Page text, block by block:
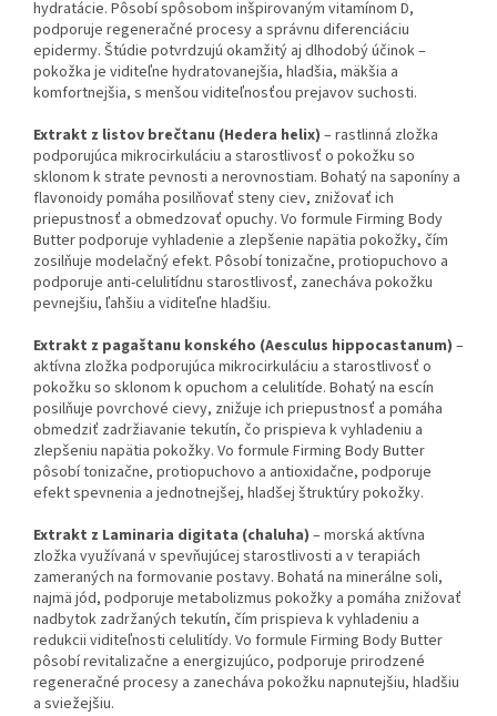
hydratácie. Pôsobí spôsobom inšpirovaným vitamínom D,
podporuje regeneračné procesy a správnu diferenciáciu
epidermy. Štúdie potvrdzujú okamžitý aj dlhodobý účinok –
pokožka je viditeľne hydratovanejšia, hladšia, mäkšia a
komfortnejšia, s menšou viditeľnosťou prejavov suchosti.
Extrakt z listov brečtanu (Hedera helix) – rastlinná zložka
podporujúca mikrocirkuláciu a starostlivosť o pokožku so
sklonom k strate pevnosti a nerovnostiam. Bohatý na saponíny a
flavonoidy pomáha posilňovať steny ciev, znižovať ich
priepustnosť a obmedzovať opuchy. Vo formule Firming Body
Butter podporuje vyhladenie a zlepšenie napätia pokožky, čím
zosilňuje modelačný efekt. Pôsobí tonizačne, protiopuchovo a
podporuje anti-celulitídnu starostlivosť, zanecháva pokožku
pevnejšiu, ľahšiu a viditeľne hladšiu.
Extrakt z pagaštanu konského (Aesculus hippocastanum) –
aktívna zložka podporujúca mikrocirkuláciu a starostlivosť o
pokožku so sklonom k opuchom a celulitíde. Bohatý na escín
posilňuje povrchové cievy, znižuje ich priepustnosť a pomáha
obmedziť zadržiavanie tekutín, čo prispieva k vyhladeniu a
zlepšeniu napätia pokožky. Vo formule Firming Body Butter
pôsobí tonizačne, protiopuchovo a antioxidačne, podporuje
efekt spevnenia a jednotnejšej, hladšej štruktúry pokožky.
Extrakt z Laminaria digitata (chaluha) – morská aktívna
zložka využívaná v spevňujúcej starostlivosti a v terapiách
zameraných na formovanie postavy. Bohatá na minerálne soli,
najmä jód, podporuje metabolizmus pokožky a pomáha znižovať
nadbytok zadržaných tekutín, čím prispieva k vyhladeniu a
redukcii viditeľnosti celulitídy. Vo formule Firming Body Butter
pôsobí revitalizačne a energizujúco, podporuje prirodzené
regeneračné procesy a zanecháva pokožku napnutejšiu, hladšiu
a sviežejšiu.